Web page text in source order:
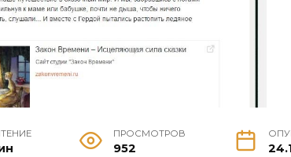
ПРОСМОТРОВ
952